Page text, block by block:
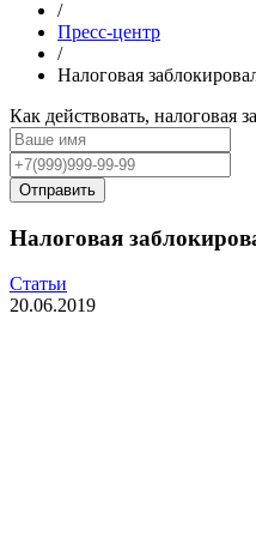
/
Пресс-центр
/
Налоговая
Как действовать, налоговая
Налоговая
Статьи
20.06.2019